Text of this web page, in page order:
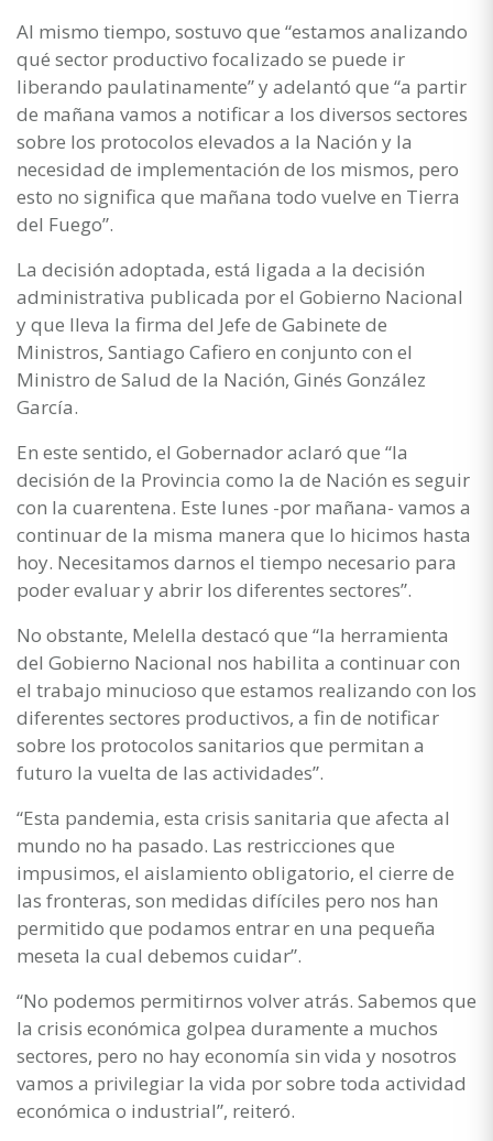
Al mismo tiempo, sostuvo que “estamos analizando
qué sector productivo focalizado se puede ir
liberando paulatinamente” y adelantó que “a partir
de mañana vamos a notificar a los diversos sectores
sobre los protocolos elevados a la Nación y la
necesidad de implementación de los mismos, pero
esto no significa que mañana todo vuelve en Tierra
del Fuego”.
La decisión adoptada, está ligada a la decisión
administrativa publicada por el Gobierno Nacional
y que lleva la firma del Jefe de Gabinete de
Ministros, Santiago Cafiero en conjunto con el
Ministro de Salud de la Nación, Ginés González
García.
En este sentido, el Gobernador aclaró que “la
decisión de la Provincia como la de Nación es seguir
con la cuarentena. Este lunes -por mañana- vamos a
continuar de la misma manera que lo hicimos hasta
hoy. Necesitamos darnos el tiempo necesario para
poder evaluar y abrir los diferentes sectores”.
No obstante, Melella destacó que “la herramienta
del Gobierno Nacional nos habilita a continuar con
el trabajo minucioso que estamos realizando con los
diferentes sectores productivos, a fin de notificar
sobre los protocolos sanitarios que permitan a
futuro la vuelta de las actividades”.
“Esta pandemia, esta crisis sanitaria que afecta al
mundo no ha pasado. Las restricciones que
impusimos, el aislamiento obligatorio, el cierre de
las fronteras, son medidas difíciles pero nos han
permitido que podamos entrar en una pequeña
meseta la cual debemos cuidar”.
“No podemos permitirnos volver atrás. Sabemos que
la crisis económica golpea duramente a muchos
sectores, pero no hay economía sin vida y nosotros
vamos a privilegiar la vida por sobre toda actividad
económica o industrial”, reiteró.